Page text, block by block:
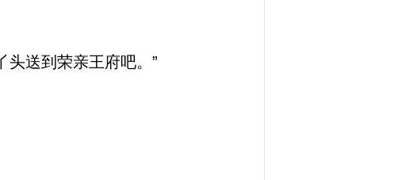
送到荣亲王府吧。”